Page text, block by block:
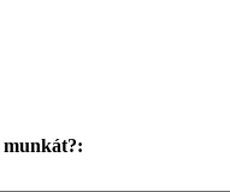
munkát?: